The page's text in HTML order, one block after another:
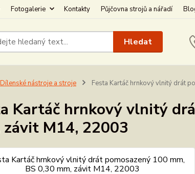
Fotogalerie Kontakty Půjčovna strojů a nářadí
Hledat
Dílenské nástroje a stroje Festa Kartáč hrnkový vlnitý drát
Kartáč hrnkový vlnitý
závit M14, 22003